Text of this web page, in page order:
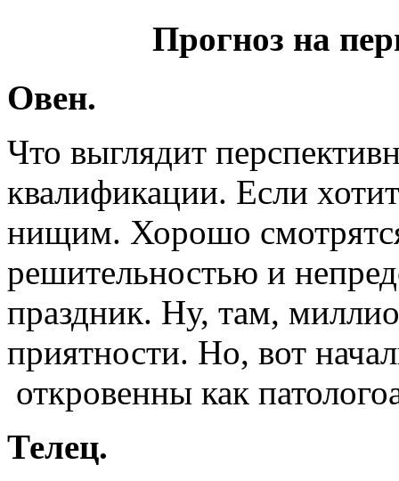
Прогноз на
Овен.
Что выглядит
квалификации. Если
нищим. Хорошо
решительностью и
праздник. Ну, там,
приятности. Но, вот
откровенны как
Телец.